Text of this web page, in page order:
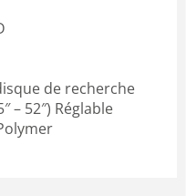
de recherche
– 52″) Réglable